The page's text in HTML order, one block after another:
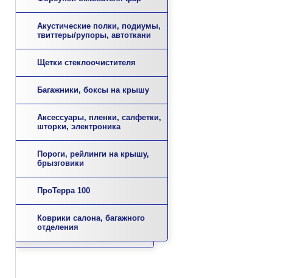
Акустические полки, подиумы,
твиттеры/рупоры, автоткани
Щетки стеклоочистителя
Багажники, боксы на крышу
Аксессуары, пленки, салфетки,
шторки, электроника
Пороги, рейлинги на крышу,
брызговики
ПроТерра 100
Коврики салона, багажного
отделения